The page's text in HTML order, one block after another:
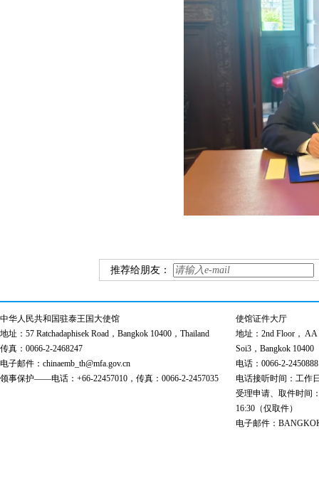
推荐给朋友：
中华人民共和国驻泰王国大使馆
地址：57 Ratchadaphisek Road，Bangkok 10400，Thailand
传真：0066-2-2468247
电子邮件：chinaemb_th@mfa.gov.cn
领事保护——电话：+66-22457010，传真：0066-2-2457035
使馆证件大厅
地址：2nd Floor， AA
Soi3，Bangkok 10400
电话：0066-2-
电话接听时间：工作
受理申请、取件时间
16:30（仅取件）
电子邮件：